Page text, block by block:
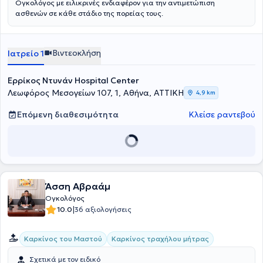
Ογκολόγος με ειλικρινές ενδιαφέρον για την αντιμετώπιση
ασθενών σε κάθε στάδιο της πορείας τους.
Ιατρείο 1 Βιντεοκλήση
Ερρίκος Ντυνάν Hospital Center
Λεωφόρος Μεσογείων 107, 1, Αθήνα, ΑΤΤΙΚΗ
4,9 km
Επόμενη διαθεσιμότητα Κλείσε ραντεβού
Άσση Αβραάμ
Ογκολόγος
10.0|36 αξιολογήσεις
Καρκίνος του Μαστού Καρκίνος τραχήλου μήτρας
Σχετικά με τον ειδικό